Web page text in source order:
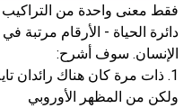
فقط معنى واحدة من التراكيب
دائرة الحياة - الأرقام مرتبة
الإنسان. سوف أشرح:
1. ذات مرة كان هناك رائدان
ولكن من المظهر الأوروبي